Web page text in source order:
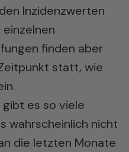
Inzidenzwerten
finden aber
statt, wie
es so viele
wahrscheinlich nicht
die letzten Monate